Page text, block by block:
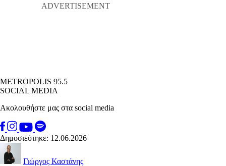
METROPOLIS 95.5
SOCIAL MEDIA
Ακολουθήστε μας στα social media
Δημοσιεύτηκε: 12.06.2026
Γιώργος Καστάνης